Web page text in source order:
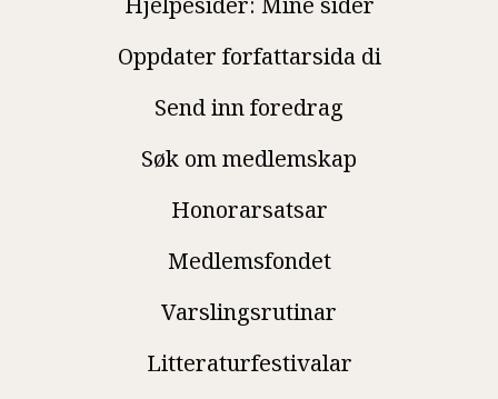
Oppdater forfattarsida di
Send inn foredrag
Søk om medlemskap
Honorarsatsar
Medlemsfondet
Varslingsrutinar
Litteraturfestivalar